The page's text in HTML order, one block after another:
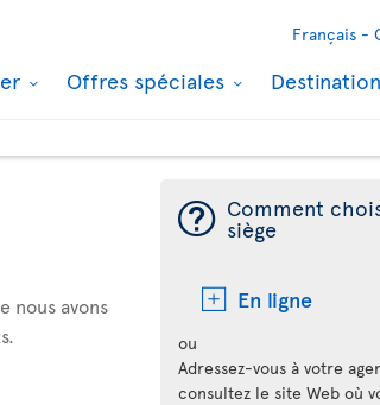
Français -
Offres spéciales
nous avons
¯ Comment
siège
En ligne
ou
Adressez-vous à votre
consultez le site Web où